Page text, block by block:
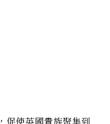
促使英國貴族聚集到